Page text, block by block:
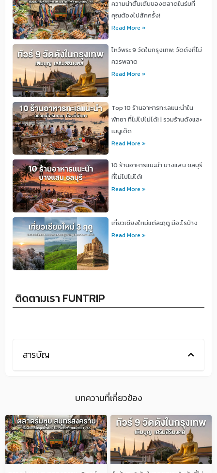
ความน่าตื่นเต้นของตลาดในร่มที่
คุณต้องไปสักครั้ง!
Read More »
ไหว้พระ 9 วัดในกรุงเทพ: วัดดังที่ไม่
ควรพลาด
Read More »
Top 10 ร้านอาหารทะเลแนะนำใน
พัทยา ที่ไม่ไปไม่ได้! | รวมร้านดังและ
เมนูเด็ด
Read More »
10 ร้านอาหารแนะนำ บางแสน ชลบุรี
ที่ไม่ไปไม่ได้!
Read More »
เที่ยวเชียงใหม่แต่ละฤดู มีอะไรบ้าง
Read More »
ติดตามเรา FUNTRIP
สารบัญ
บทความที่เกี่ยวข้อง
P
A
G
E
P
A
G
E
P
A
G
E
P
A
G
E
P
A
G
E